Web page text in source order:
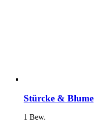
Stürcke & Blume
1 Bew.